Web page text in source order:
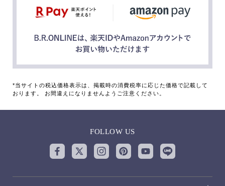
*当サイトの税込価格表示は、掲載時の消費税率に応じた価格で記載して
おります。 お間違えになりませんようご注意ください。
FOLLOW US